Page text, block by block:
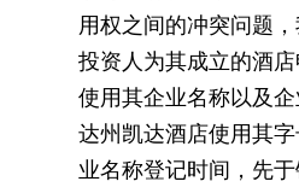
用权之间的冲突问题
投资人为其成立的酒
使用其企业名称以及
达州凯达酒店使用其
业名称登记时间，先